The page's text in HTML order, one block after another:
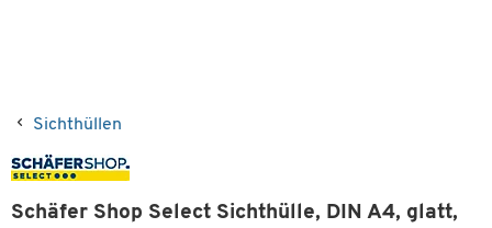
Sichthüllen
Schäfer Shop Select Sichthülle, DIN A4, glatt,